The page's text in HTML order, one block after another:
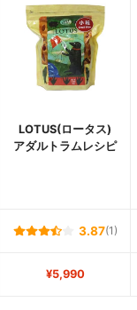
LOTUS(ロータス)
アダルトラムレシピ
3.87(1)
¥5,990